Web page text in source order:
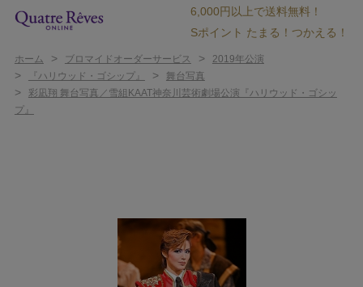
6,000円以上で送料無料！
Sポイント たまる！つかえる！
ホーム > ブロマイドオーダーサービス > 2019年公演
> 『ハリウッド・ゴシップ』 > 舞台写真
>
彩凪翔 舞台写真／雪組KAAT神奈川芸術劇場公演『ハリウッド・ゴシッ
プ』